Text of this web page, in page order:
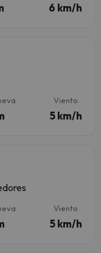
6 km/h
Viento
5 km/h
Viento
5 km/h